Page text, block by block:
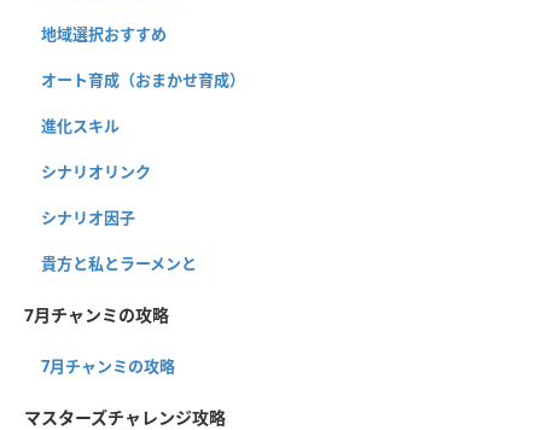
地域選択おすすめ
オート育成（おまかせ育成）
進化スキル
シナリオリンク
シナリオ因子
貴方と私とラーメンと
7月チャンミの攻略
7月チャンミの攻略
マスターズチャレンジ攻略